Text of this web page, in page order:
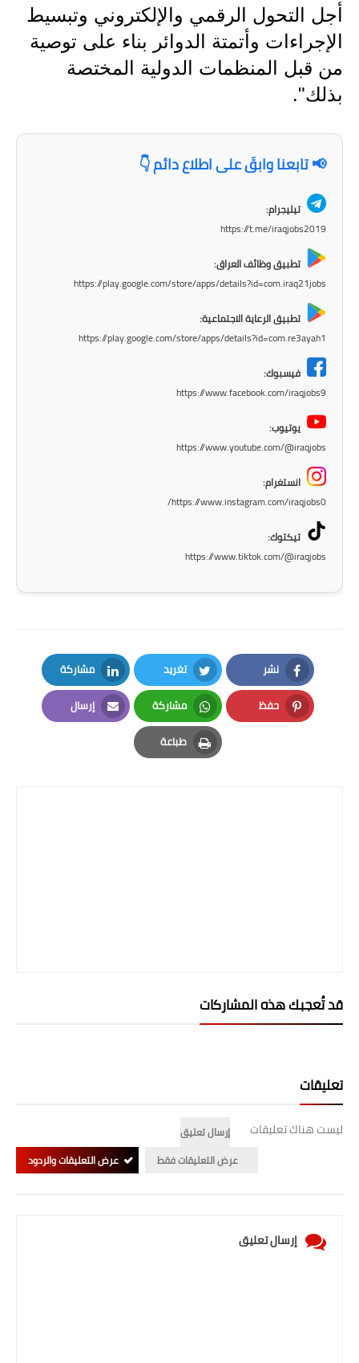
صحة وطب
فن ومشاهير
العامة
أجل التحول الرقمي والإلكتروني وتبسيط
الإجراءات وأتمتة الدوائر بناء على توصية
من قبل المنظمات الدولية المختصة
بذلك".
📢 تابعنا وابقَ على اطلاع دائم 👇
تيليجرام:
https://t.me/iraqjobs2019
تطبيق وظائف العراق:
https://play.google.com/store/apps/details?id=com.iraq21jobs
تطبيق الرعاية الاجتماعية:
https://play.google.com/store/apps/details?id=com.re3ayah1
فيسبوك:
https://www.facebook.com/iraqjobs9
يوتيوب:
https://www.youtube.com/@iraqjobs
انستغرام:
https://www.instagram.com/iraqjobs0/
تيكتوك:
https://www.tiktok.com/@iraqjobs
نشر
Facebook
تغريد
Twitter
مشاركة
LinkedIn
حفظ
Pinterest
مشاركة
Whatsapp
إرسال
Email
طباعة
Print
قد تُعجبك هذه المشاركات
تعليقات
ليست هناك تعليقات
إرسال تعليق
عرض التعليقات فقط
عرض التعليقات والردود
إرسال تعليق